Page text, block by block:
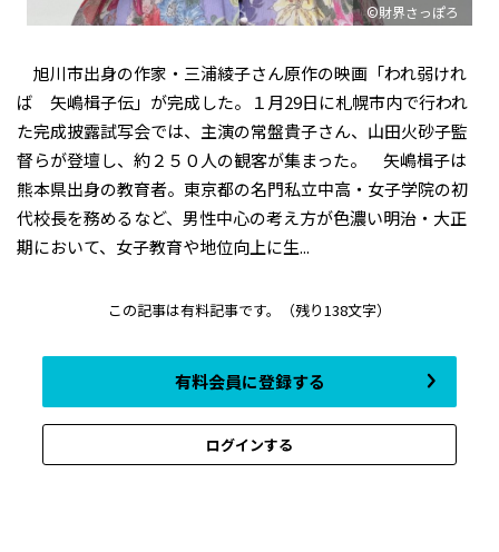
©財界さっぽろ
旭川市出身の作家・三浦綾子さん原作の映画「われ弱けれ
ば 矢嶋楫子伝」が完成した。１月29日に札幌市内で行われ
た完成披露試写会では、主演の常盤貴子さん、山田火砂子監
督らが登壇し、約２５０人の観客が集まった。 矢嶋楫子は
熊本県出身の教育者。東京都の名門私立中高・女子学院の初
代校長を務めるなど、男性中心の考え方が色濃い明治・大正
期において、女子教育や地位向上に生...
この記事は有料記事です。 （残り138文字）
有料会員に登録する
ログインする